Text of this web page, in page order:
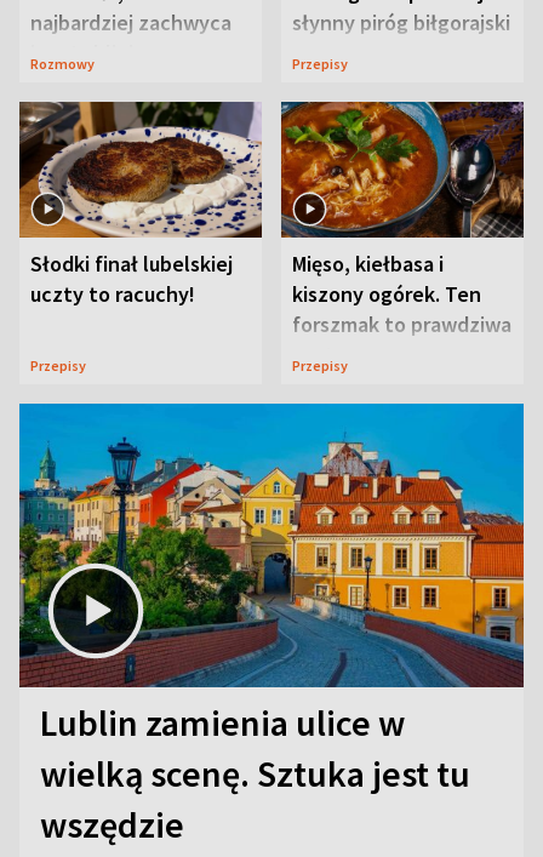
najbardziej zachwyca
ją w Lublinie
Rozmowy
słynny piróg biłgorajski
Przepisy
Słodki finał lubelskiej
uczty to racuchy!
Przepisy
Mięso, kiełbasa i
kiszony ogórek. Ten
forszmak to prawdziwa
uczta
Przepisy
Lublin zamienia ulice w
wielką scenę. Sztuka jest tu
wszędzie